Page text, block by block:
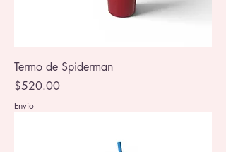
Termo de Spiderman
Precio
$520.00
Envio